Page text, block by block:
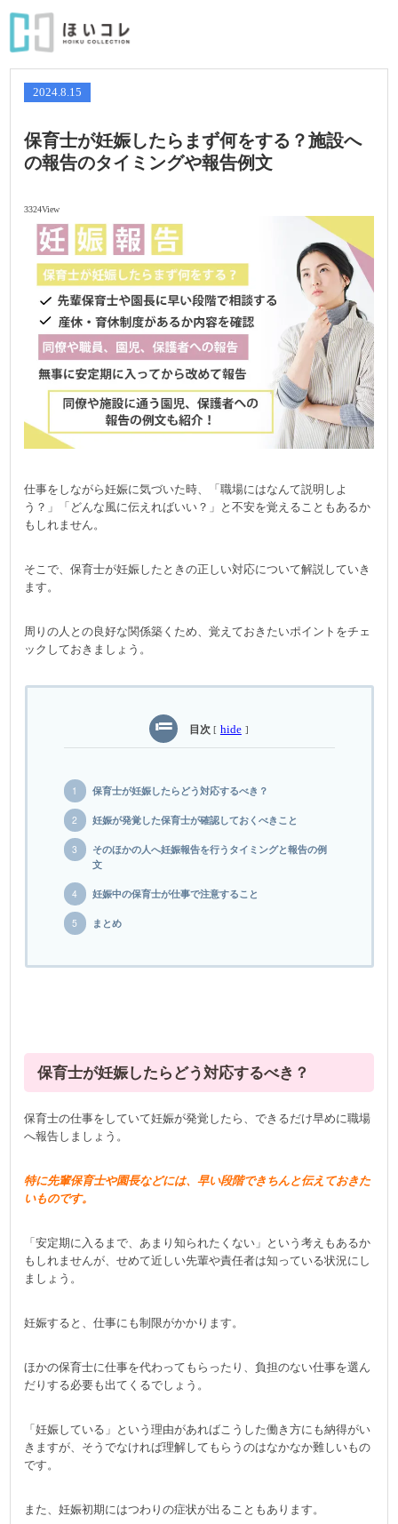
2024.8.15
保育士が妊娠したらまず何をする？施設へ
の報告のタイミングや報告例文
3324View
仕事をしながら妊娠に気づいた時、「職場にはなんて説明しよ
う？」「どんな風に伝えればいい？」と不安を覚えることもあるか
もしれません。
そこで、保育士が妊娠したときの正しい対応について解説していき
ます。
周りの人との良好な関係築くため、覚えておきたいポイントをチェ
ックしておきましょう。
目次 [ hide ]
保育士が妊娠したらどう対応するべき？
妊娠が発覚した保育士が確認しておくべきこと
そのほかの人へ妊娠報告を行うタイミングと報告の例
文
妊娠中の保育士が仕事で注意すること
まとめ
保育士が妊娠したらどう対応するべき？
保育士の仕事をしていて妊娠が発覚したら、できるだけ早めに職場
へ報告しましょう。
特に先輩保育士や園長などには、早い段階できちんと伝えておきた
いものです。
「安定期に入るまで、あまり知られたくない」という考えもあるか
もしれませんが、せめて近しい先輩や責任者は知っている状況にし
ましょう。
妊娠すると、仕事にも制限がかかります。
ほかの保育士に仕事を代わってもらったり、負担のない仕事を選ん
だりする必要も出てくるでしょう。
「妊娠している」という理由があればこうした働き方にも納得がい
きますが、そうでなければ理解してもらうのはなかなか難しいもの
です。
また、妊娠初期にはつわりの症状が出ることもあります。